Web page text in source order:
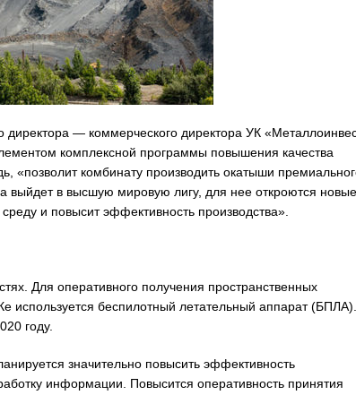
— коммерческого директора УК
комплексной программы повышения качества
«позволит комбинату производить окатыши
выйдет в высшую мировую лигу, для нее откроются новые
и повысит эффективность производства».
Для оперативного получения пространственных
используется беспилотный летательный аппарат (БПЛА).
году.
значительно повысить эффективность
информации. Повысится оперативность принятия